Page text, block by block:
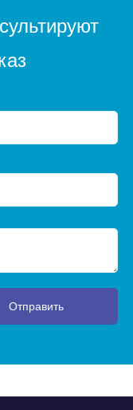
Отправить